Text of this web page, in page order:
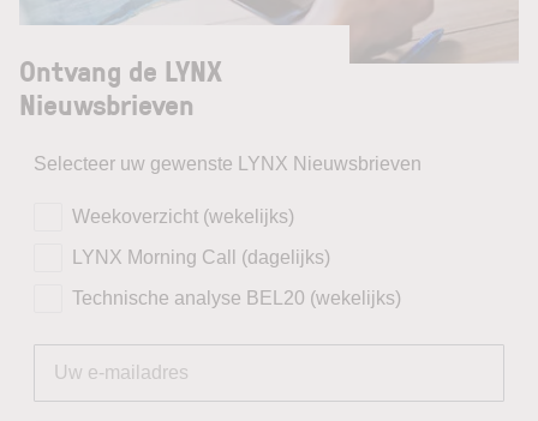
Ontvang de LYNX
Nieuwsbrieven
Selecteer uw gewenste LYNX Nieuwsbrieven
Weekoverzicht (wekelijks)
LYNX Morning Call (dagelijks)
Technische analyse BEL20 (wekelijks)